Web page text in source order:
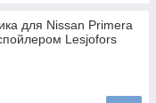
для Nissan Primera
Lesjofors